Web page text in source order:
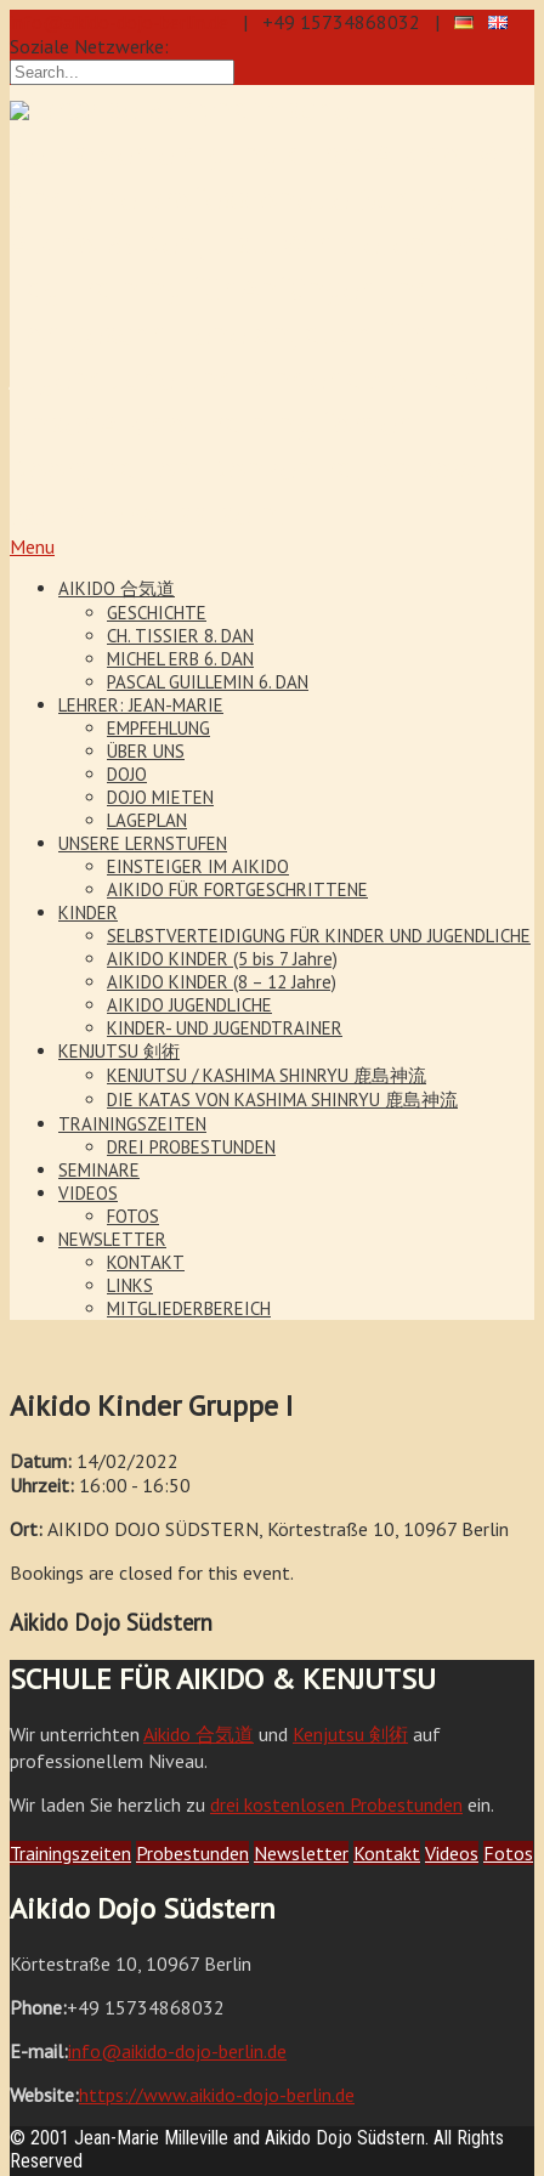
| +49 15734868032 |
Soziale Netzwerke:
Menu
AIKIDO 合気道
GESCHICHTE
CH. TISSIER 8. DAN
MICHEL ERB 6. DAN
PASCAL GUILLEMIN 6. DAN
LEHRER: JEAN-MARIE
EMPFEHLUNG
ÜBER UNS
DOJO
DOJO MIETEN
LAGEPLAN
UNSERE LERNSTUFEN
EINSTEIGER IM AIKIDO
AIKIDO FÜR FORTGESCHRITTENE
KINDER
SELBSTVERTEIDIGUNG FÜR KINDER UND JUGENDLICHE
AIKIDO KINDER (5 bis 7 Jahre)
AIKIDO KINDER (8 – 12 Jahre)
AIKIDO JUGENDLICHE
KINDER- UND JUGENDTRAINER
KENJUTSU 剣術
KENJUTSU / KASHIMA SHINRYU 鹿島神流
DIE KATAS VON KASHIMA SHINRYU 鹿島神流
TRAININGSZEITEN
DREI PROBESTUNDEN
SEMINARE
VIDEOS
FOTOS
NEWSLETTER
KONTAKT
LINKS
MITGLIEDERBEREICH
Aikido Kinder Gruppe I
Datum: 14/02/2022
Uhrzeit: 16:00 - 16:50
Ort: AIKIDO DOJO SÜDSTERN, Körtestraße 10, 10967 Berlin
Bookings are closed for this event.
Aikido Dojo Südstern
SCHULE FÜR AIKIDO & KENJUTSU
Wir unterrichten Aikido 合気道 und Kenjutsu 剣術 auf
professionellem Niveau.
Wir laden Sie herzlich zu drei kostenlosen Probestunden ein.
Trainingszeiten Probestunden Newsletter Kontakt Videos Fotos
Aikido Dojo Südstern
Körtestraße 10, 10967 Berlin
Phone:+49 15734868032
E-mail:info@aikido-dojo-berlin.de
Website:https://www.aikido-dojo-berlin.de
© 2001 Jean-Marie Milleville and Aikido Dojo Südstern. All Rights
Reserved